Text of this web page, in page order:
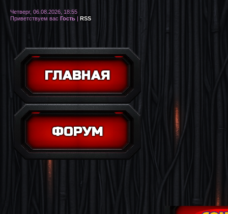
ГЛАВНАЯ
ФОРУМ
Четверг, 06.08.2026, 18:55
Приветствуем вас Гость | RSS